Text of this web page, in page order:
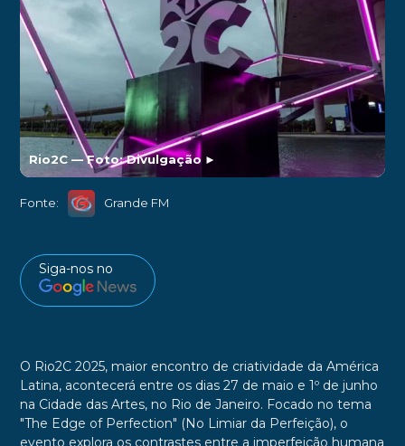
Rio2C — Foto: Divulgação►
Fonte: Grande FM
Siga-nos no
O Rio2C 2025, maior encontro de criatividade da América
Latina, acontecerá entre os dias 27 de maio e 1º de junho
na Cidade das Artes, no Rio de Janeiro. Focado no tema
"The Edge of Perfection" (No Limiar da Perfeição), o
evento explora os contrastes entre a imperfeição humana